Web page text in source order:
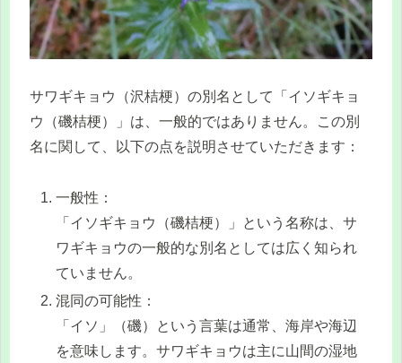
サワギキョウ（沢桔梗）の別名として「イソギキョ
ウ（磯桔梗）」は、一般的ではありません。この別
名に関して、以下の点を説明させていただきます：
一般性：
「イソギキョウ（磯桔梗）」という名称は、サ
ワギキョウの一般的な別名としては広く知られ
ていません。
混同の可能性：
「イソ」（磯）という言葉は通常、海岸や海辺
を意味します。サワギキョウは主に山間の湿地